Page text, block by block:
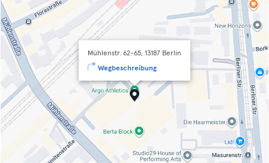
Mühlenstr. 62-65, 13187 Berlin
Wegbeschreibung